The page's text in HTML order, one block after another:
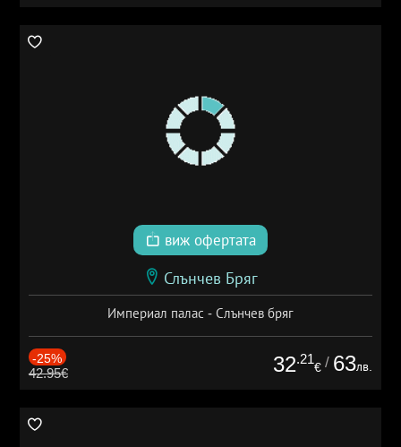
виж офертата
Слънчев Бряг
Империал палас - Слънчев бряг
-25%
42.95€ 32.21
€ / 63лв.